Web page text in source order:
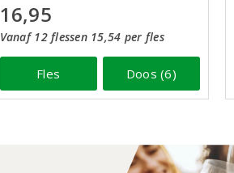
16,95
Vanaf 12 flessen 15,54 per fles
Fles Doos (6)